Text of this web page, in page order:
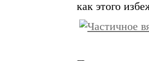
как этого